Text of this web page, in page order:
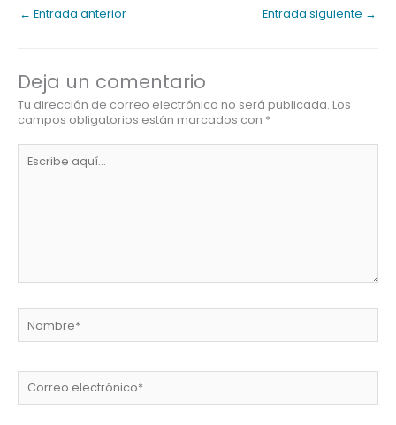
← Entrada anterior Entrada siguiente →
Deja un comentario
Tu dirección de correo electrónico no será publicada. Los
campos obligatorios están marcados con *
aquí...
electrónico*